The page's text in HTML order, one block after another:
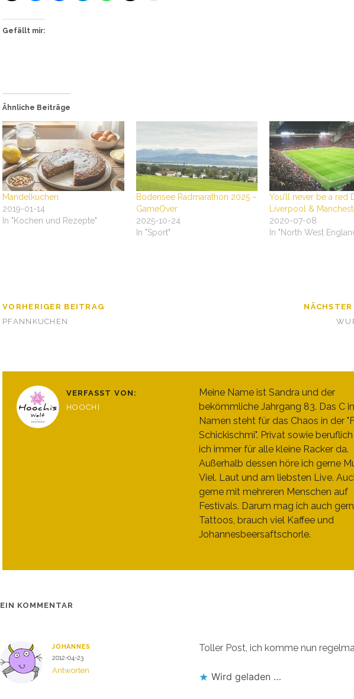
Gefällt mir:
Ähnliche Beiträge
Mandelkuchen
2019-01-14
In "Kochen und Rezepte"
Bodensee Radmarathon 2025 –
GameOver
2025-10-24
In "Sport"
You’ll never be a red
Liverpool &
2020-07-08
In "North West
VORHERIGER BEITRAG
PFANNKUCHEN
VERFASST VON:
HOOCHI
Meine Name ist Sandra und der
bekömmliche Jahrgang 83. Das C
Namen steht für das Chaos in der
Schickischmi". Privat sowie
ich immer für alle kleine Racker da.
Außerhalb dessen höre ich gerne
Viel. Laut und am liebsten Live.
gerne mit mehreren Menschen auf
Festivals. Darum mag ich auch
Tattoos, brauch viel Kaffee und
Johannesbeersaftschorle.
EIN KOMMENTAR
JOHANNES
2012-04-23
Antworten
Toller Post, ich komme nun
Wird geladen …